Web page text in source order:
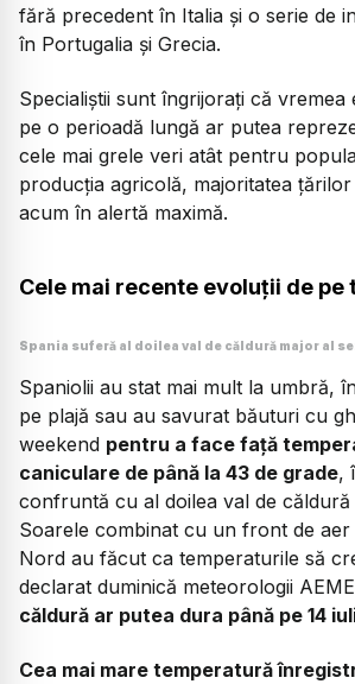
fără precedent în Italia și o serie de
în Portugalia și Grecia.
Specialiștii sunt îngrijorați că
pe o perioadă lungă ar putea
cele mai grele veri atât pentru
producția agricolă, majoritatea
acum în alertă maximă.
Cele mai recente evoluții de pe
Spania suferă al doilea val de căldură major al
Spaniolii au stat mai mult la umbră,
pe plajă sau au savurat băuturi cu
weekend pentru a face față
caniculare de până la 43 de grade,
confruntă cu al doilea val de căldură
Soarele combinat cu un front de
Nord au făcut ca temperaturile să
declarat duminică meteorologii
căldură ar putea dura până pe 14
Cea mai mare temperatură